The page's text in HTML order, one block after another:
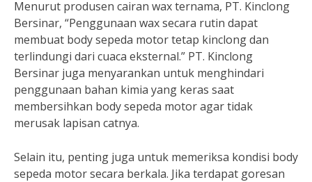
Menurut produsen cairan wax ternama, PT. Kinclong
Bersinar, “Penggunaan wax secara rutin dapat
membuat body sepeda motor tetap kinclong dan
terlindungi dari cuaca eksternal.” PT. Kinclong
Bersinar juga menyarankan untuk menghindari
penggunaan bahan kimia yang keras saat
membersihkan body sepeda motor agar tidak
merusak lapisan catnya.
Selain itu, penting juga untuk memeriksa kondisi body
sepeda motor secara berkala. Jika terdapat goresan